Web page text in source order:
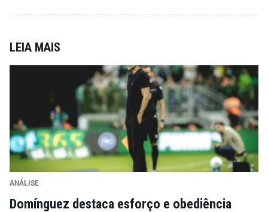
LEIA MAIS
ANÁLISE
Domínguez destaca esforço e obediência